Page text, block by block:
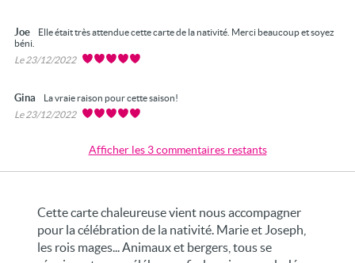
Joe
Elle était très attendue cette carte de la nativité. Merci beaucoup et soyez
béni.
Le 23/12/2022
Gina
La vraie raison pour cette saison!
Le 23/12/2022
Afficher les 3 commentaires restants
Cette carte chaleureuse vient nous accompagner
pour la célébration de la nativité. Marie et Joseph,
les rois mages... Animaux et bergers, tous se